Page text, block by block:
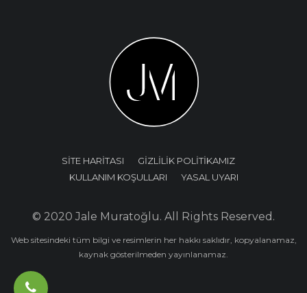
SİTE HARİTASI
GİZLİLİK POLİTİKAMIZ
KULLANIM KOŞULLARI
YASAL UYARI
© 2020 Jale Muratoğlu. All Rights Reserved.
Web sitesindeki tüm bilgi ve resimlerin her hakkı saklıdır, kopyalanamaz,
kaynak gösterilmeden yayınlanamaz.